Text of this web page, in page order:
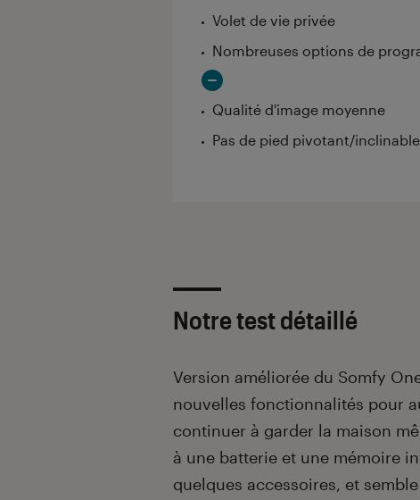
Volet de vie privée
Nombreuses options de
Qualité d'image moyenne
Pas de pied pivotant/inclinable
Notre test détaillé
Version améliorée du Somfy
nouvelles fonctionnalités pour
continuer à garder la maison
à une batterie et une mémoire
quelques accessoires, et